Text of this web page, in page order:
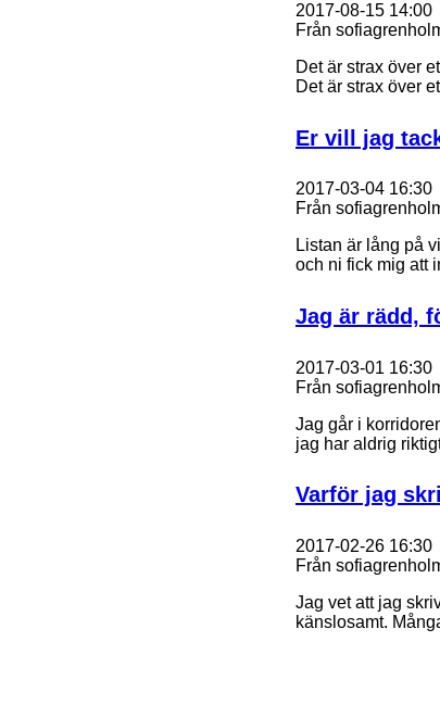
2017-08-15 14:00
Från
Det är strax över
Det är strax över
Er vill jag
2017-03-04 16:30
Från
Listan är lång på
och ni fick mig att
Jag är rädd,
2017-03-01 16:30
Från
Jag går i
jag har aldrig
Varför jag
2017-02-26 16:30
Från
Jag vet att jag
känslosamt.